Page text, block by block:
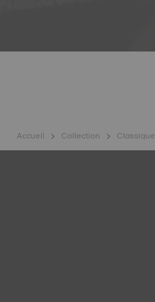
Accueil Collection Classique